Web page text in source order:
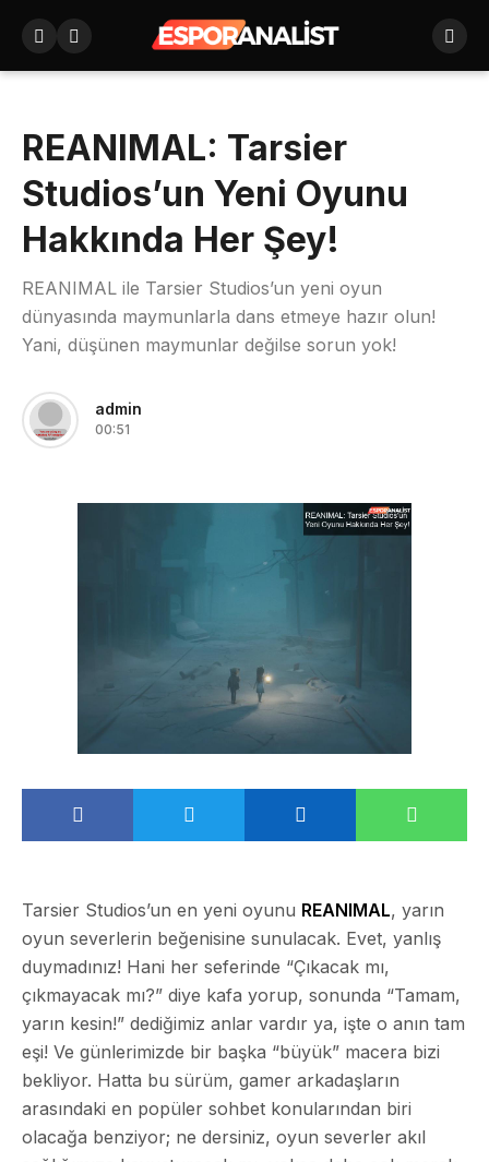
REANIMAL: Tarsier
Studios’un Yeni Oyunu
Hakkında Her Şey!
REANIMAL ile Tarsier Studios’un yeni oyun
dünyasında maymunlarla dans etmeye hazır olun!
Yani, düşünen maymunlar değilse sorun yok!
admin
00:51
Tarsier Studios’un en yeni oyunu REANIMAL, yarın
oyun severlerin beğenisine sunulacak. Evet, yanlış
duymadınız! Hani her seferinde “Çıkacak mı,
çıkmayacak mı?” diye kafa yorup, sonunda “Tamam,
yarın kesin!” dediğimiz anlar vardır ya, işte o anın tam
eşi! Ve günlerimizde bir başka “büyük” macera bizi
bekliyor. Hatta bu sürüm, gamer arkadaşların
arasındaki en popüler sohbet konularından biri
olacağa benziyor; ne dersiniz, oyun severler akıl